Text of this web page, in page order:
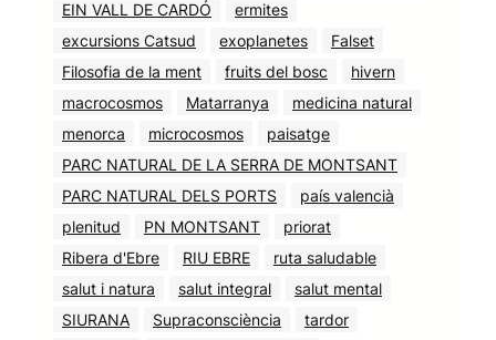
EIN VALL DE CARDÓ
ermites
excursions Catsud
exoplanetes
Falset
Filosofia de la ment
fruits del bosc
hivern
macrocosmos
Matarranya
medicina natural
menorca
microcosmos
paisatge
PARC NATURAL DE LA SERRA DE MONTSANT
PARC NATURAL DELS PORTS
país valencià
plenitud
PN MONTSANT
priorat
Ribera d'Ebre
RIU EBRE
ruta saludable
salut i natura
salut integral
salut mental
SIURANA
Supraconsciència
tardor